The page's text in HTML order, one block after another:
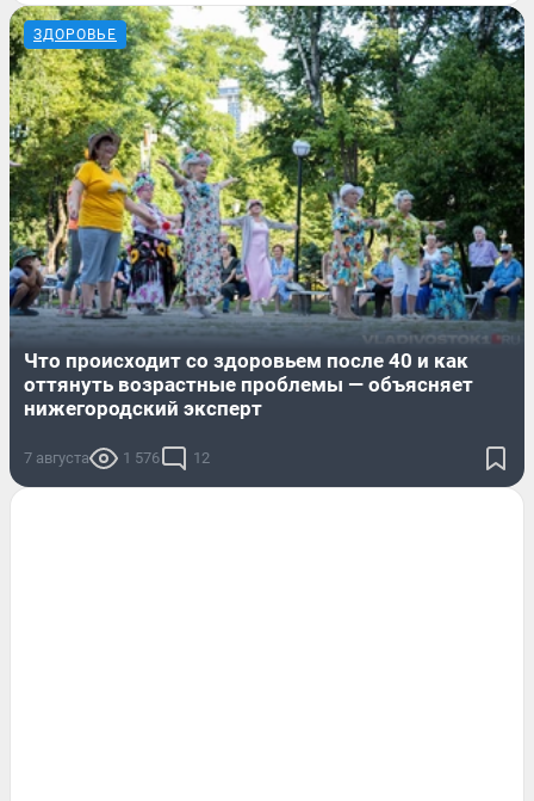
ЗДОРОВЬЕ
Что происходит со здоровьем после 40 и как
оттянуть возрастные проблемы — объясняет
нижегородский эксперт
7 августа 1 576 12